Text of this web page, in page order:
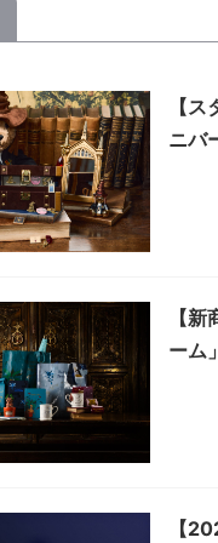
【
ニバ
【
ーム
【